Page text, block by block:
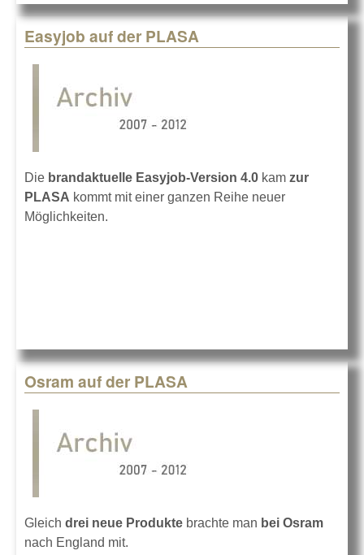
Easyjob auf der PLASA
Die brandaktuelle Easyjob-Version 4.0 kam zur
PLASA kommt mit einer ganzen Reihe neuer
Möglichkeiten.
Osram auf der PLASA
Gleich drei neue Produkte brachte man bei Osram
nach England mit.